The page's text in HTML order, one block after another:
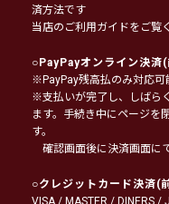
済方法です
当店のご利用ガイドをご覧
○PayPayオンライン決済(
※PayPay残高払のみ対応可
※支払いが完了し、しばら
ます。手続き中にページを
す。
確認画面後に決済画面に
○クレジットカード決済(
VISA / MASTER / DINERS /